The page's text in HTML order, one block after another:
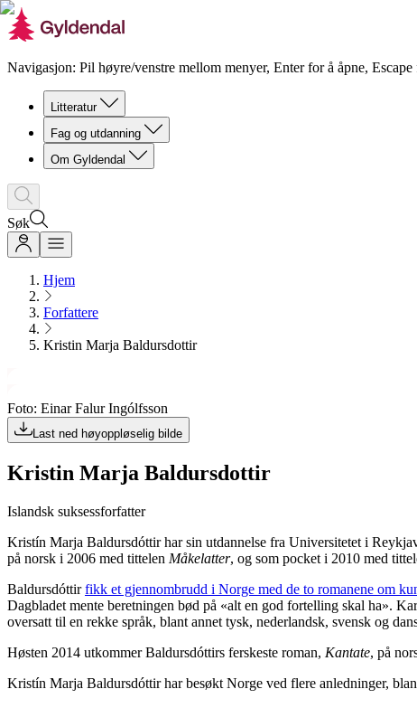
Navigasjon: Pil høyre/venstre mellom menyer, Enter for å åpne,
Litteratur
Fag og utdanning
Om Gyldendal
Søk
Hjem
Forfattere
Kristin Marja Baldursdottir
Foto: Einar Falur Ingólfsson
Last ned høyoppløselig bilde
Kristin Marja Baldursdottir
Islandsk suksessforfatter
Kristín Marja Baldursdóttir har sin utdannelse fra Universitetet i
på norsk i 2006 med tittelen Måkelatter, og som pocket i 2010 med
Baldursdóttirfikk et gjennombrudd i Norge med de to romanene om
Dagbladet mente beretningen bød på «alt en god fortelling skal ha».
oversatt til en rekke språk, blant annet tysk, nederlandsk, svensk og
Høsten 2014 utkommer Baldursdóttirs ferskeste roman, Kantate, på
Kristín Marja Baldursdóttir har besøkt Norge ved flere anledninger,